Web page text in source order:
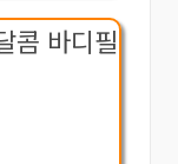
콤 바디필